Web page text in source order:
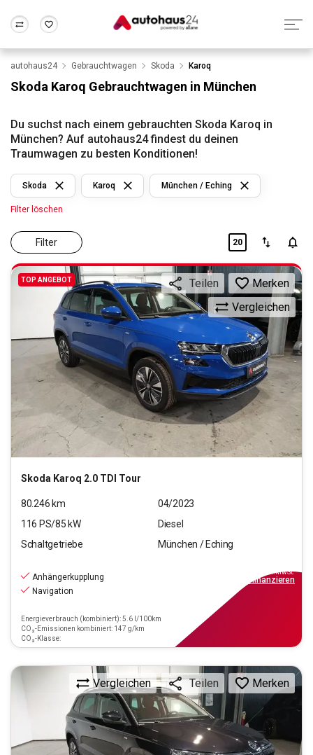
Wir bewerten dein Auto
Alle Fragen & Antworten
Rund um die Inzahlungnahme
Frankfurt Wuppertal
autohaus24 Gebrauchtwagen Skoda Karoq
Skoda Karoq Gebrauchtwagen in München
Du suchst nach einem gebrauchten Skoda Karoq in
München? Auf autohaus24 findest du deinen
Traumwagen zu besten Konditionen!
Filter
Skoda Karoq München / Eching
Filter löschen
20
TOP ANGEBOT
Skoda Karoq 2.0 TDI Tour
Vergleichen
Teilen Merken
80.246 km
04/2023
116 PS/85 kW
Diesel
Schaltgetriebe
München / Eching
Anhängerkupplung
Navigation
Energieverbrauch (kombiniert): 5.6 l/100km
CO₂-Emissionen kombiniert: 147 g/km
CO₂-Klasse:
inkl.MwSt.
finanzieren
Vergleichen Teilen Merken